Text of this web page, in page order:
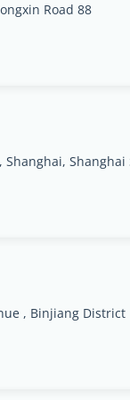
Road 88
Shanghai, Shanghai
, Binjiang District